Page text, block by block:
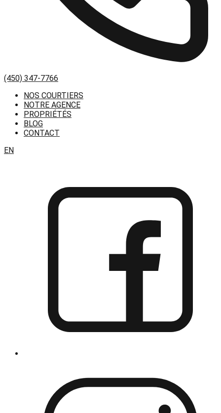
(450) 347-7766
NOS COURTIERS
NOTRE AGENCE
PROPRIÉTÉS
BLOG
CONTACT
EN